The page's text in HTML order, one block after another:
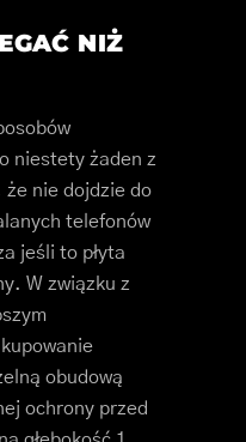
NIŻ
niestety żaden z
że nie dojdzie do
telefonów
jeśli to płyta
W związku z
obudową
ochrony przed